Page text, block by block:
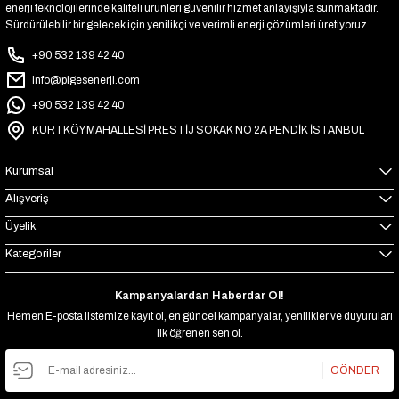
enerji teknolojilerinde kaliteli ürünleri güvenilir hizmet anlayışıyla sunmaktadır.
Sürdürülebilir bir gelecek için yenilikçi ve verimli enerji çözümleri üretiyoruz.
+90 532 139 42 40
info@pigesenerji.com
+90 532 139 42 40
KURTKÖY MAHALLESİ PRESTİJ SOKAK NO 2A PENDİK İSTANBUL
Kurumsal
Alışveriş
Üyelik
Kategoriler
Kampanyalardan Haberdar Ol!
Hemen E-posta listemize kayıt ol, en güncel kampanyalar, yenilikler ve duyuruları
ilk öğrenen sen ol.
GÖNDER